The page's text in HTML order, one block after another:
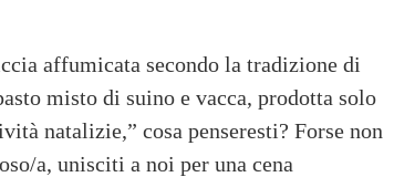
affumicata secondo la tradizione di
misto di suino e vacca, prodotta solo
natalizie,” cosa penseresti? Forse non
a, unisciti a noi per una cena